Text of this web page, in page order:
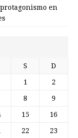
en
S D
1 2
8 9
15 16
22 23